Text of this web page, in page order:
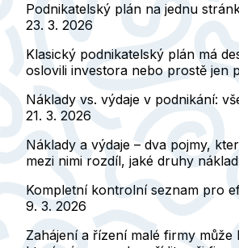
Podnikatelský plán na jednu
23. 3. 2026
Klasický podnikatelský plán má
oslovili investora nebo prostě jen
Náklady vs. výdaje v podnikání:
21. 3. 2026
Náklady a výdaje – dva pojmy,
mezi nimi rozdíl, jaké druhy
Kompletní kontrolní seznam pro
9. 3. 2026
Zahájení a řízení malé firmy